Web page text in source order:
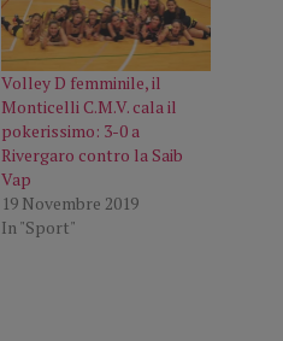
Volley D femminile, il
Monticelli C.M.V. cala il
pokerissimo: 3-0 a
Rivergaro contro la Saib
Vap
19 Novembre 2019
In "Sport"